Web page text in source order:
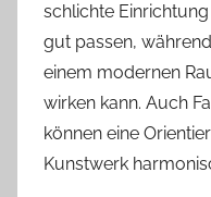
schlichte
gut passen,
einem modernen
wirken kann. Auch
können eine
Kunstwerk